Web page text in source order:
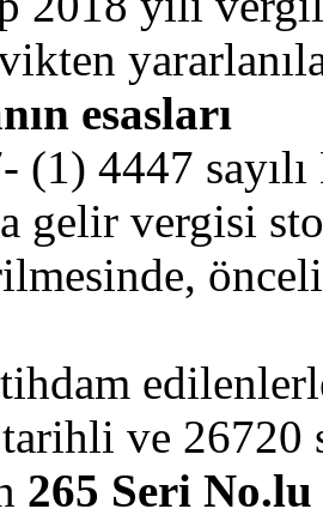
esasları
(1) 4447
gelir vergisi
ve 26720
265 Seri